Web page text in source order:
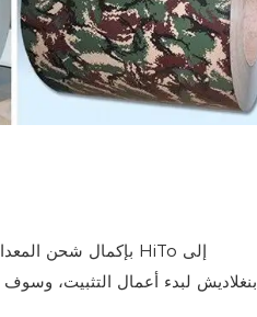
بنغلاديش لبدء أعمال التثبيت،